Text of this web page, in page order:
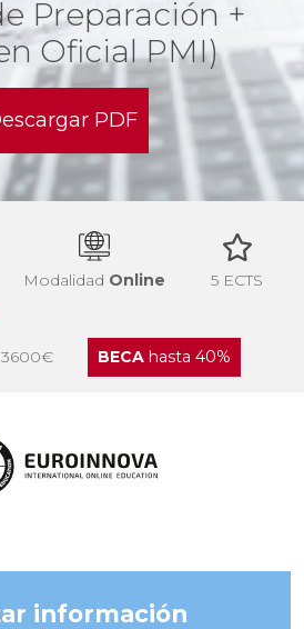
Preparación +
Oficial PMI)
PDF
Modalidad Online 5 ECTS
3600€ BECAhasta 40%
información